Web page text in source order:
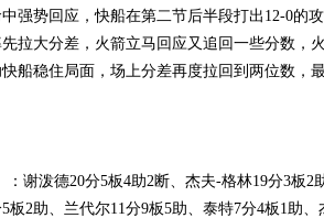
强势回应，快船在第二节后半段打出12-0的
拉大分差，火箭立马回应又追回一些分数，
船稳住局面，场上分差再度拉回到两位数，
泼德20分5板4助2断、杰夫-格林19分3板2
板2助、兰代尔11分9板5助、泰特7分4板1助